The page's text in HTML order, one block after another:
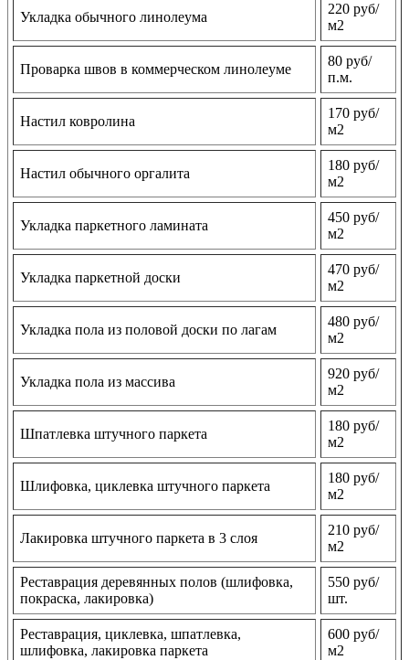
Укладка обычного линолеума
220 руб/
м2
Проварка швов в коммерческом линолеуме
80 руб/
п.м.
Настил ковролина
170 руб/
м2
Настил обычного оргалита
180 руб/
м2
Укладка паркетного ламината
450 руб/
м2
Укладка паркетной доски
470 руб/
м2
Укладка пола из половой доски по лагам
480 руб/
м2
Укладка пола из массива
920 руб/
м2
Шпатлевка штучного паркета
180 руб/
м2
Шлифовка, циклевка штучного паркета
180 руб/
м2
Лакировка штучного паркета в 3 слоя
210 руб/
м2
Реставрация деревянных полов (шлифовка,
покраска, лакировка)
550 руб/
шт.
Реставрация, циклевка, шпатлевка,
шлифовка, лакировка паркета
600 руб/
м2